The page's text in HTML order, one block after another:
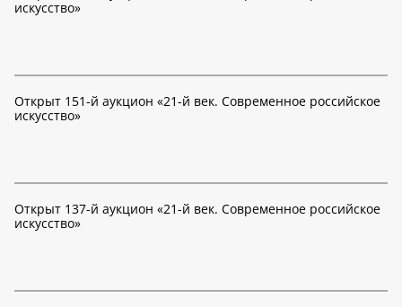
искусство»
Открыт 151-й аукцион «21-й век. Современное российское
искусство»
Открыт 137-й аукцион «21-й век. Современное российское
искусство»